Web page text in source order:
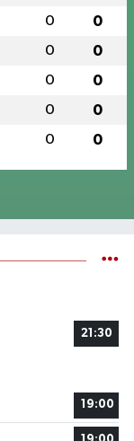
0 0
0 0
0 0
0 0
0 0
21:30
19:00